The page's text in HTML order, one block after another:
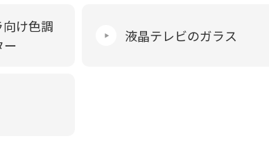
け色調
ー
液晶テレビのガラス